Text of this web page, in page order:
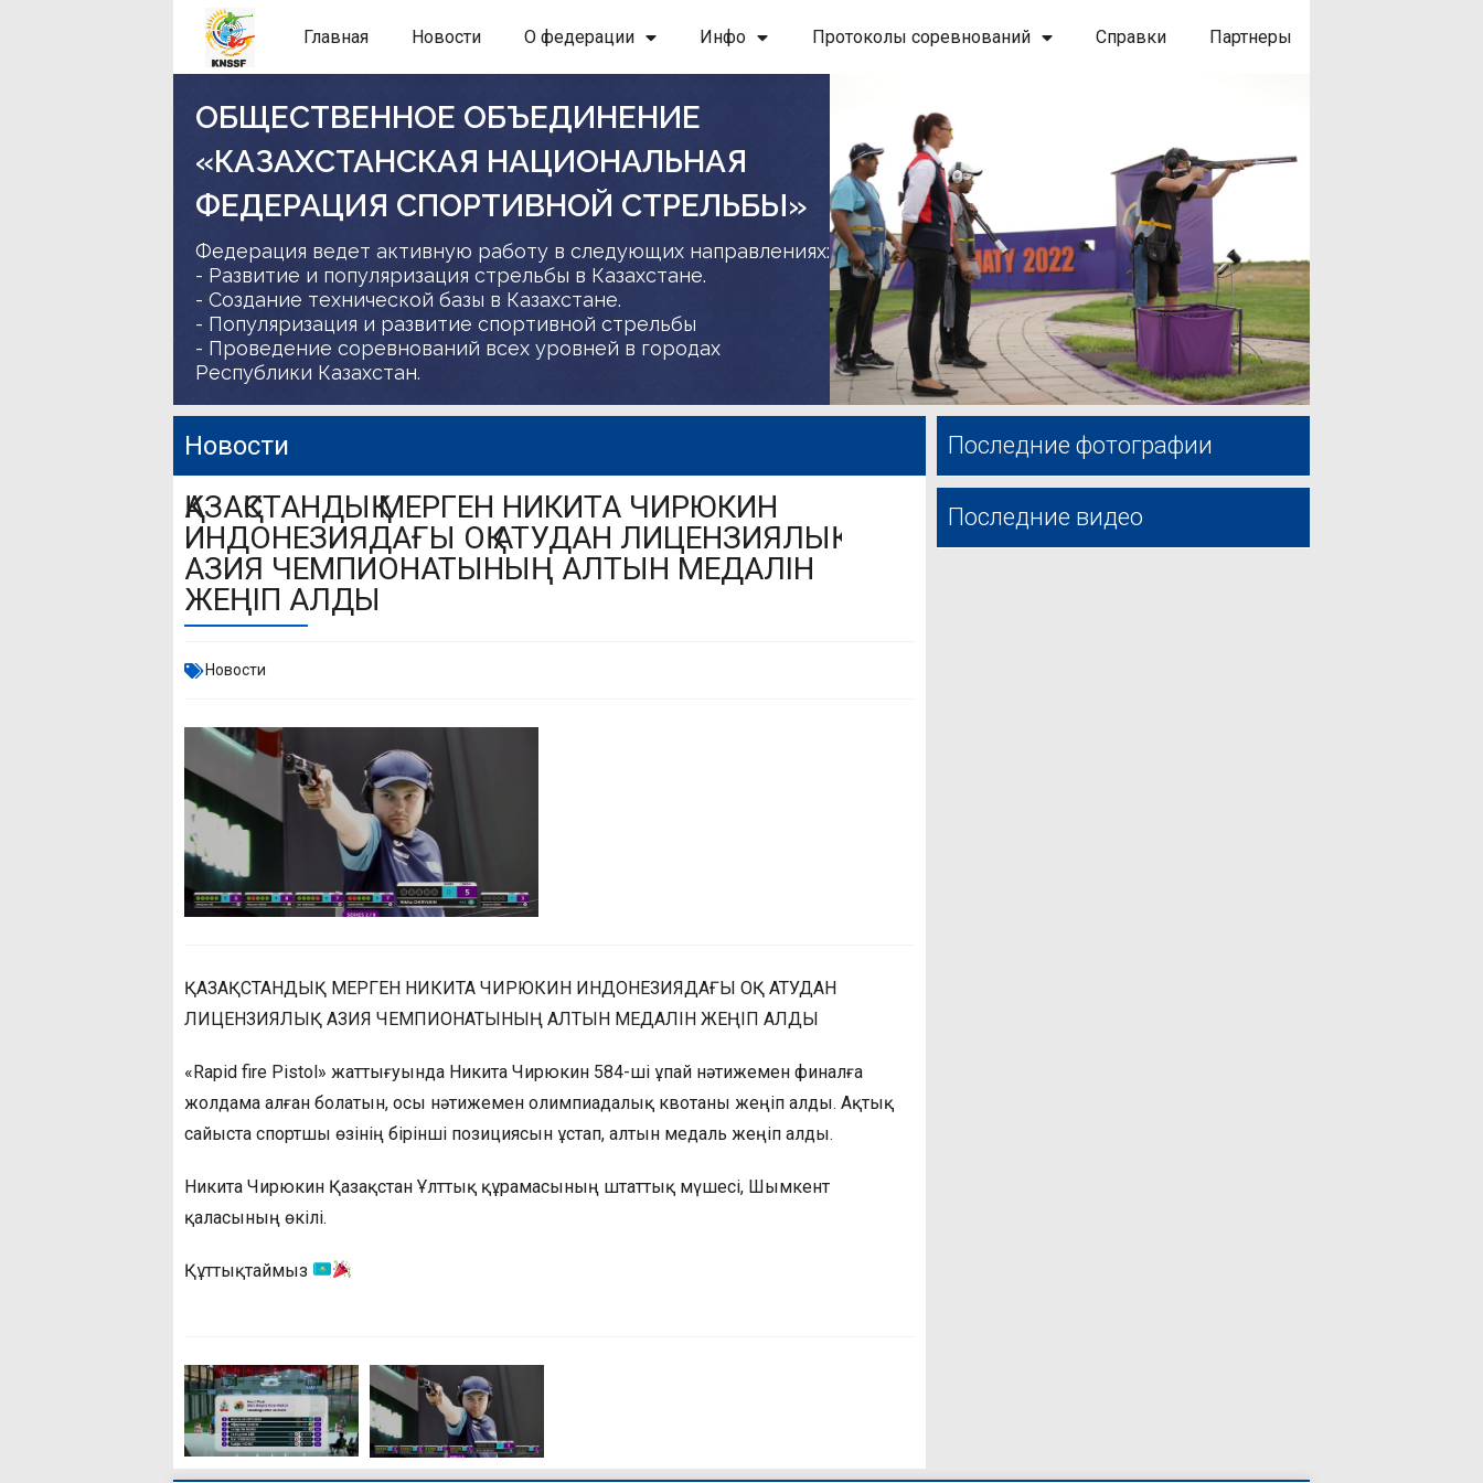
Главная Новости О федерации Инфо Протоколы соревнований Справки Партнеры
ОБЩЕСТВЕННОЕ ОБЪЕДИНЕНИЕ
«КАЗАХСТАНСКАЯ НАЦИОНАЛЬНАЯ
ФЕДЕРАЦИЯ СПОРТИВНОЙ СТРЕЛЬБЫ»
Федерация ведет активную работу в следующих направлениях:
- Развитие и популяризация стрельбы в Казахстане.
- Создание технической базы в Казахстане.
- Популяризация и развитие спортивной стрельбы
- Проведение соревнований всех уровней в городах
Республики Казахстан.
Новости
ҚАЗАҚСТАНДЫҚ МЕРГЕН НИКИТА ЧИРЮКИН
ИНДОНЕЗИЯДАҒЫ ОҚ АТУДАН ЛИЦЕНЗИЯЛЫҚ
АЗИЯ ЧЕМПИОНАТЫНЫҢ АЛТЫН МЕДАЛІН
ЖЕҢІП АЛДЫ
Новости
ҚАЗАҚСТАНДЫҚ МЕРГЕН НИКИТА ЧИРЮКИН ИНДОНЕЗИЯДАҒЫ ОҚ АТУДАН
ЛИЦЕНЗИЯЛЫҚ АЗИЯ ЧЕМПИОНАТЫНЫҢ АЛТЫН МЕДАЛІН ЖЕҢІП АЛДЫ
«Rapid fire Pistol» жаттығуында Никита Чирюкин 584-ші ұпай нәтижемен финалға
жолдама алған болатын, осы нәтижемен олимпиадалық квотаны жеңіп алды. Ақтық
сайыста спортшы өзінің бірінші позициясын ұстап, алтын медаль жеңіп алды.
Никита Чирюкин Қазақстан Ұлттық құрамасының штаттық мүшесі, Шымкент
қаласының өкілі.
Құттықтаймыз
Последние фотографии
Последние видео